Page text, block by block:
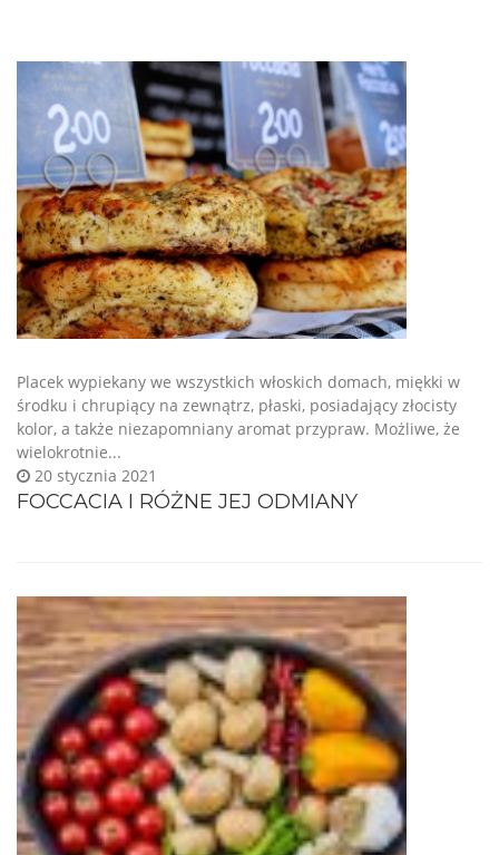
FOCCACIA I RÓŻNE JEJ ODMIANY
20 stycznia 2021
Placek wypiekany we wszystkich włoskich domach, miękki w
środku i chrupiący na zewnątrz, płaski, posiadający złocisty
kolor, a także niezapomniany aromat przypraw. Możliwe, że
wielokrotnie...